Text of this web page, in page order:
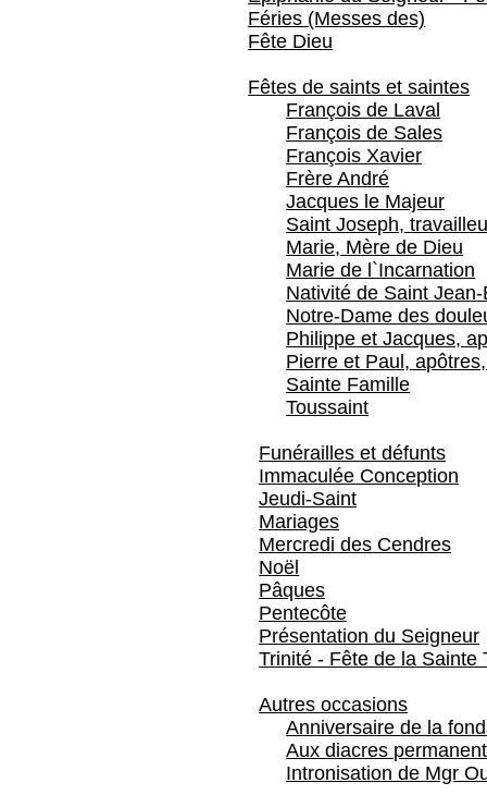
Féries (Messes des)
Fête Dieu
Fêtes de saints et saintes
François de Laval
François de Sales
François Xavier
Frère André
Jacques le Majeur
Saint Joseph,
Marie, Mère de Dieu
Marie de l`Incarnation
Nativité de Saint
Notre-Dame des
Philippe et Jacques,
Pierre et Paul,
Sainte Famille
Toussaint
Funérailles et défunts
Immaculée Conception
Jeudi-Saint
Mariages
Mercredi des Cendres
Noël
Pâques
Pentecôte
Présentation du Seigneur
Trinité - Fête de la Sainte
Autres occasions
Anniversaire de la
Aux diacres
Intronisation de Mgr